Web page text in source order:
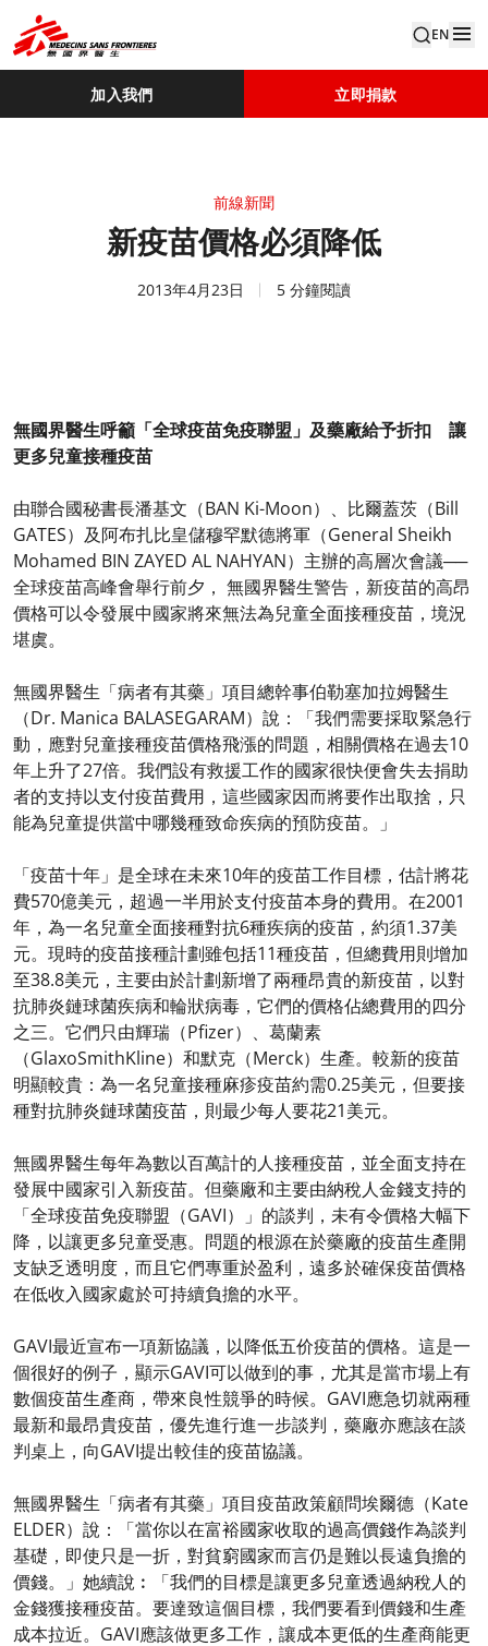
EN
加入我們 立即捐款
前線新聞
新疫苗價格必須降低
2013年4月23日 5 分鐘閱讀
無國界醫生呼籲「全球疫苗免疫聯盟」及藥廠給予折扣 讓
更多兒童接種疫苗
由聯合國秘書長潘基文（BAN Ki-Moon）、比爾蓋茨（Bill
GATES）及阿布扎比皇儲穆罕默德將軍（General Sheikh
Mohamed BIN ZAYED AL NAHYAN）主辦的高層次會議──
全球疫苗高峰會舉行前夕， 無國界醫生警告，新疫苗的高昂
價格可以令發展中國家將來無法為兒童全面接種疫苗，境況
堪虞。
無國界醫生「病者有其藥」項目總幹事伯勒塞加拉姆醫生
（Dr. Manica BALASEGARAM）說：「我們需要採取緊急行
動，應對兒童接種疫苗價格飛漲的問題，相關價格在過去10
年上升了27倍。我們設有救援工作的國家很快便會失去捐助
者的支持以支付疫苗費用，這些國家因而將要作出取捨，只
能為兒童提供當中哪幾種致命疾病的預防疫苗。」
「疫苗十年」是全球在未來10年的疫苗工作目標，估計將花
費570億美元，超過一半用於支付疫苗本身的費用。在2001
年，為一名兒童全面接種對抗6種疾病的疫苗，約須1.37美
元。現時的疫苗接種計劃雖包括11種疫苗，但總費用則增加
至38.8美元，主要由於計劃新增了兩種昂貴的新疫苗，以對
抗肺炎鏈球菌疾病和輪狀病毒，它們的價格佔總費用的四分
之三。它們只由輝瑞（Pfizer）、葛蘭素
（GlaxoSmithKline）和默克（Merck）生產。較新的疫苗
明顯較貴：為一名兒童接種麻疹疫苗約需0.25美元，但要接
種對抗肺炎鏈球菌疫苗，則最少每人要花21美元。
無國界醫生每年為數以百萬計的人接種疫苗，並全面支持在
發展中國家引入新疫苗。但藥廠和主要由納稅人金錢支持的
「全球疫苗免疫聯盟（GAVI）」的談判，未有令價格大幅下
降，以讓更多兒童受惠。問題的根源在於藥廠的疫苗生產開
支缺乏透明度，而且它們專重於盈利，遠多於確保疫苗價格
在低收入國家處於可持續負擔的水平。
GAVI最近宣布一項新協議，以降低五价疫苗的價格。這是一
個很好的例子，顯示GAVI可以做到的事，尤其是當市場上有
數個疫苗生產商，帶來良性競爭的時候。GAVI應急切就兩種
最新和最昂貴疫苗，優先進行進一步談判，藥廠亦應該在談
判桌上，向GAVI提出較佳的疫苗協議。
無國界醫生「病者有其藥」項目疫苗政策顧問埃爾德（Kate
ELDER）說：「當你以在富裕國家收取的過高價錢作為談判
基礎，即使只是一折，對貧窮國家而言仍是難以長遠負擔的
價錢。」她續說︰「我們的目標是讓更多兒童透過納稅人的
金錢獲接種疫苗。要達致這個目標，我們要看到價錢和生產
成本拉近。GAVI應該做更多工作，讓成本更低的生產商能更